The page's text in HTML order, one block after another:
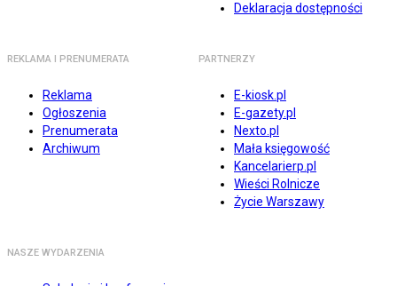
Deklaracja dostępności
REKLAMA I PRENUMERATA
Reklama
Ogłoszenia
Prenumerata
Archiwum
PARTNERZY
E-kiosk.pl
E-gazety.pl
Nexto.pl
Mała księgowość
Kancelarierp.pl
Wieści Rolnicze
Życie Warszawy
NASZE WYDARZENIA